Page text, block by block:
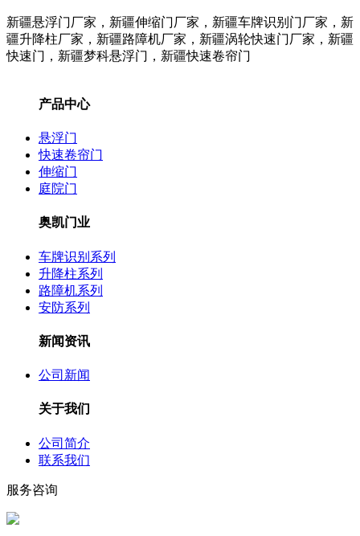
新疆悬浮门厂家，新疆伸缩门厂家，新疆车牌识别门厂家，新
疆升降柱厂家 ，新疆路障机厂家 ，新疆涡轮快速门厂家 ，新疆
快速门，新疆梦科悬浮门，新疆快速卷帘门
产品中心
悬浮门
快速卷帘门
伸缩门
庭院门
奥凯门业
车牌识别系列
升降柱系列
路障机系列
安防系列
新闻资讯
公司新闻
关于我们
公司简介
联系我们
服务咨询